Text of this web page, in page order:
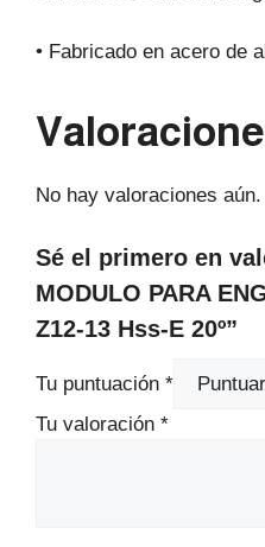
• Fabricado en acero de
No hay valoraciones aún.
Sé el primero en
MODULO PARA
Z12-13 Hss-E 20º”
Tu puntuación *
Tu valoración *